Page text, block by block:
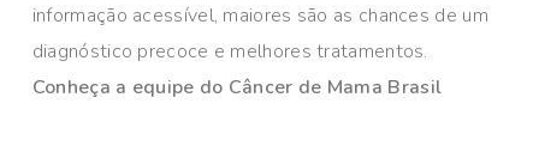
informação acessível, maiores são as chances de um
diagnóstico precoce e melhores tratamentos.
Conheça a equipe do Câncer de Mama Brasil